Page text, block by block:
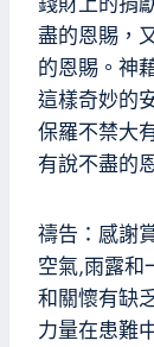
盡的恩賜，
的恩賜。神
這樣奇妙的
保羅不禁大
有說不盡的
禱告：感謝
空氣,雨露和
和關懷有缺
力量在患難